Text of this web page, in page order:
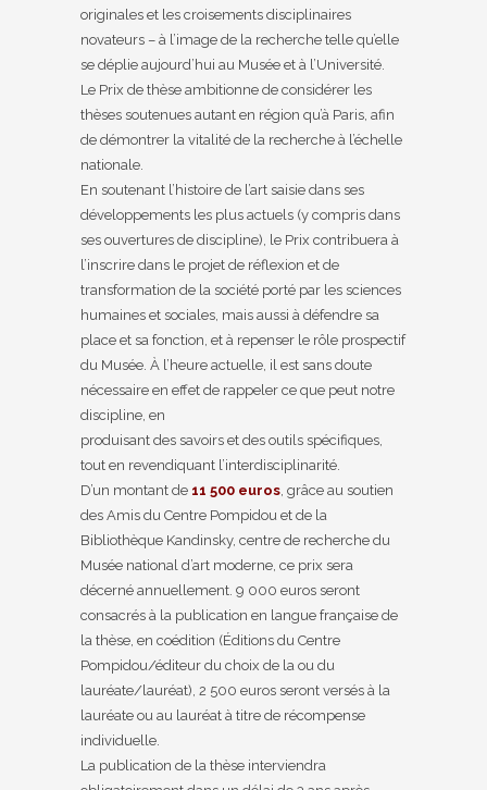
originales et les croisements disciplinaires
novateurs – à l’image de la recherche telle qu’elle
se déplie aujourd’hui au Musée et à l’Université.
Le Prix de thèse ambitionne de considérer les
thèses soutenues autant en région qu’à Paris, afin
de démontrer la vitalité de la recherche à l’échelle
nationale.
En soutenant l’histoire de l’art saisie dans ses
développements les plus actuels (y compris dans
ses ouvertures de discipline), le Prix contribuera à
l’inscrire dans le projet de réflexion et de
transformation de la société porté par les sciences
humaines et sociales, mais aussi à défendre sa
place et sa fonction, et à repenser le rôle prospectif
du Musée. À l’heure actuelle, il est sans doute
nécessaire en effet de rappeler ce que peut notre
discipline, en
produisant des savoirs et des outils spécifiques,
tout en revendiquant l’interdisciplinarité.
D’un montant de 11 500 euros, grâce au soutien
des Amis du Centre Pompidou et de la
Bibliothèque Kandinsky, centre de recherche du
Musée national d’art moderne, ce prix sera
décerné annuellement. 9 000 euros seront
consacrés à la publication en langue française de
la thèse, en coédition (Éditions du Centre
Pompidou/éditeur du choix de la ou du
lauréate/lauréat), 2 500 euros seront versés à la
lauréate ou au lauréat à titre de récompense
individuelle.
La publication de la thèse interviendra